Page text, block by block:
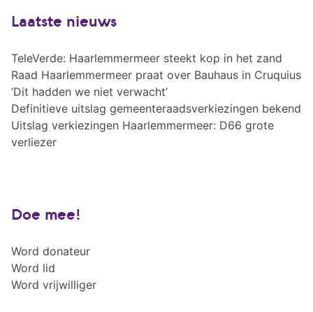
Laatste nieuws
TeleVerde: Haarlemmermeer steekt kop in het zand
Raad Haarlemmermeer praat over Bauhaus in Cruquius
’Dit hadden we niet verwacht’
Definitieve uitslag gemeenteraadsverkiezingen bekend
Uitslag verkiezingen Haarlemmermeer: D66 grote
verliezer
Doe mee!
Word donateur
Word lid
Word vrijwilliger